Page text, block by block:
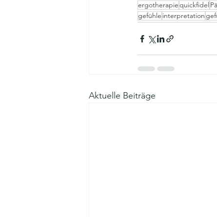
ergotherapiequickfidel
gefühle interpretation
Aktuelle Beiträge